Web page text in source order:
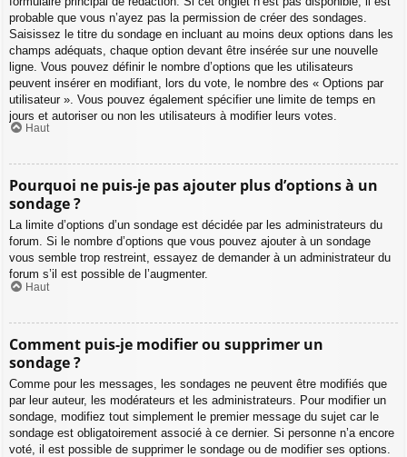
probable que vous n’ayez pas la permission de créer des sondages.
Saisissez le titre du sondage en incluant au moins deux options dans les
champs adéquats, chaque option devant être insérée sur une nouvelle
ligne. Vous pouvez définir le nombre d’options que les utilisateurs
peuvent insérer en modifiant, lors du vote, le nombre des « Options par
utilisateur ». Vous pouvez également spécifier une limite de temps en
jours et autoriser ou non les utilisateurs à modifier leurs votes.
Haut
Pourquoi ne puis-je pas ajouter plus d’options à un
sondage ?
La limite d’options d’un sondage est décidée par les administrateurs du
forum. Si le nombre d’options que vous pouvez ajouter à un sondage
vous semble trop restreint, essayez de demander à un administrateur du
forum s’il est possible de l’augmenter.
Haut
Comment puis-je modifier ou supprimer un
sondage ?
Comme pour les messages, les sondages ne peuvent être modifiés que
par leur auteur, les modérateurs et les administrateurs. Pour modifier un
sondage, modifiez tout simplement le premier message du sujet car le
sondage est obligatoirement associé à ce dernier. Si personne n’a encore
voté, il est possible de supprimer le sondage ou de modifier ses options.